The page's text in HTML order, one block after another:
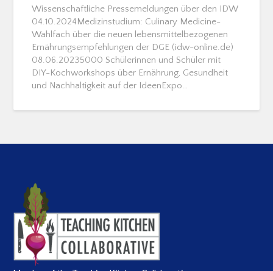
Wissenschaftliche Pressemeldungen über den IDW
04.10.2024Medizinstudium: Culinary Medicine-
Wahlfach über die neuen lebensmittelbezogenen
Ernährungsempfehlungen der DGE (idw-online.de)
08.06.20235000 Schülerinnen und Schüler mit
DIY-Kochworkshops über Ernährung, Gesundheit
und Nachhaltigkeit auf der IdeenExpo…